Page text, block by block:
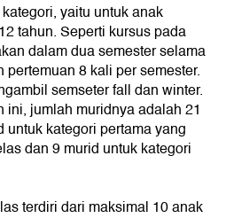
yaitu untuk anak
tahun. Seperti kursus pada
dalam dua semester selama
8 kali per semester.
semseter fall dan winter.
ini, jumlah muridnya adalah 21
kategori pertama yang
dan 9 murid untuk kategori
terdiri dari maksimal 10 anak